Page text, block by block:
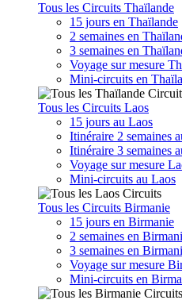
Tous les Circuits Thaïlande
15 jours en Thaïlande
2 semaines en
3 semaines en
Voyage sur mesure
Mini-circuits en
Tous les Circuits Laos
15 jours au Laos
Itinéraire 2 semaines
Itinéraire 3 semaines
Voyage sur mesure
Mini-circuits au Laos
Tous les Circuits Birmanie
15 jours en Birmanie
2 semaines en
3 semaines en
Voyage sur mesure
Mini-circuits en